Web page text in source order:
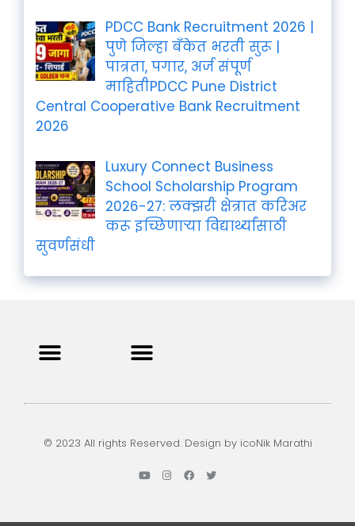
PDCC Bank Recruitment 2026 |
पुणे जिल्हा बँकेत भरती सुरू |
पात्रता, पगार, अर्ज संपूर्ण
माहितीPDCC Pune District
Central Cooperative Bank Recruitment
2026
Luxury Connect Business
School Scholarship Program
2026-27: लक्झरी क्षेत्रात करिअर
करू इच्छिणाऱ्या विद्यार्थ्यांसाठी
सुवर्णसंधी
© 2023 All rights Reserved. Design by icoNik Marathi